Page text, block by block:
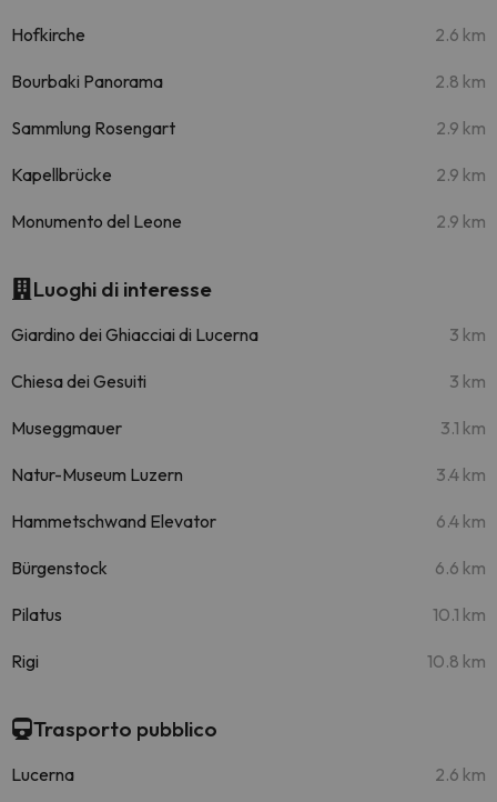
Hofkirche 2.6 km
Bourbaki Panorama 2.8 km
Sammlung Rosengart 2.9 km
Kapellbrücke 2.9 km
Monumento del Leone 2.9 km
Luoghi di interesse
Giardino dei Ghiacciai di Lucerna 3 km
Chiesa dei Gesuiti 3 km
Museggmauer 3.1 km
Natur-Museum Luzern 3.4 km
Hammetschwand Elevator 6.4 km
Bürgenstock 6.6 km
Pilatus 10.1 km
Rigi 10.8 km
Trasporto pubblico
Lucerna 2.6 km